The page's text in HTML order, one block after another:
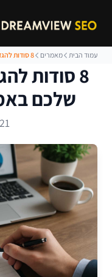
עמוד הבית מאמרים 8 סודות להגדלת המרת הלידים שלכם באמצעות שיווק תוכן
8 סודות
שלכם
21 אפריל 2024